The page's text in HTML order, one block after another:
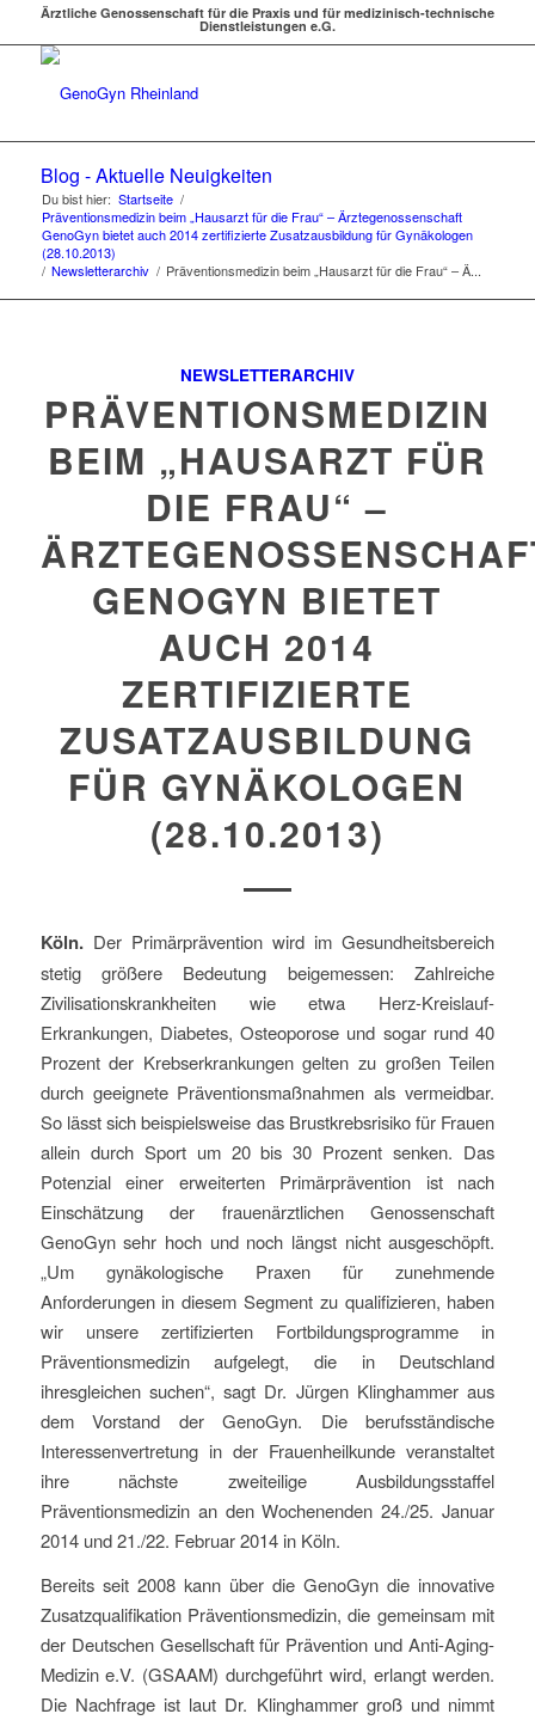
Ärztliche Genossenschaft für die Praxis und für medizinisch-technische
Dienstleistungen e.G.
Blog - Aktuelle Neuigkeiten
Du bist hier: Startseite /
Präventionsmedizin beim „Hausarzt für die Frau“ – Ärztegenossenschaft
GenoGyn bietet auch 2014 zertifizierte Zusatzausbildung für Gynäkologen
(28.10.2013)
/ Newsletterarchiv / Präventionsmedizin beim „Hausarzt für die Frau“ – Ä...
NEWSLETTERARCHIV
PRÄVENTIONSMEDIZIN
BEIM „HAUSARZT FÜR
DIE FRAU“ –
GENOGYN BIETET
AUCH 2014
ZERTIFIZIERTE
ZUSATZAUSBILDUNG
FÜR GYNÄKOLOGEN
(28.10.2013)
Köln.Der Primärprävention wird im Gesundheitsbereich
stetig größere Bedeutung beigemessen: Zahlreiche
Zivilisationskrankheiten wie etwa Herz-Kreislauf-
Erkrankungen, Diabetes, Osteoporose und sogar rund 40
Prozent der Krebserkrankungen gelten zu großen Teilen
durch geeignete Präventionsmaßnahmen als vermeidbar.
So lässt sich beispielsweise das Brustkrebsrisiko für Frauen
allein durch Sport um 20 bis 30 Prozent senken. Das
Potenzial einer erweiterten Primärprävention ist nach
Einschätzung der frauenärztlichen Genossenschaft
GenoGyn sehr hoch und noch längst nicht ausgeschöpft.
„Um gynäkologische Praxen für zunehmende
Anforderungen in diesem Segment zu qualifizieren, haben
wir unsere zertifizierten Fortbildungsprogramme in
Präventionsmedizin aufgelegt, die in Deutschland
ihresgleichen suchen“, sagt Dr. Jürgen Klinghammer aus
dem Vorstand der GenoGyn. Die berufsständische
Interessenvertretung in der Frauenheilkunde veranstaltet
ihre nächste zweiteilige Ausbildungsstaffel
Präventionsmedizin an den Wochenenden 24./25. Januar
2014 und 21./22. Februar 2014 in Köln.
Bereits seit 2008 kann über die GenoGyn die innovative
Zusatzqualifikation Präventionsmedizin, die gemeinsam mit
der Deutschen Gesellschaft für Prävention und Anti-Aging-
Medizin e.V. (GSAAM) durchgeführt wird, erlangt werden.
Die Nachfrage ist laut Dr. Klinghammer groß und nimmt